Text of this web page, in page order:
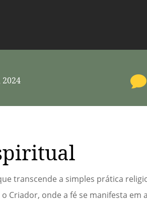
2024 
transcende a simples prática
onde a fé se manifesta em